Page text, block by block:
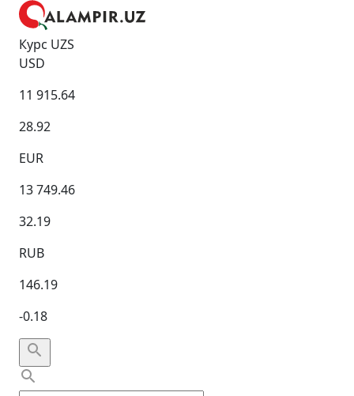
Курс UZS
USD
11 915.64
28.92
EUR
13 749.46
32.19
RUB
146.19
-0.18